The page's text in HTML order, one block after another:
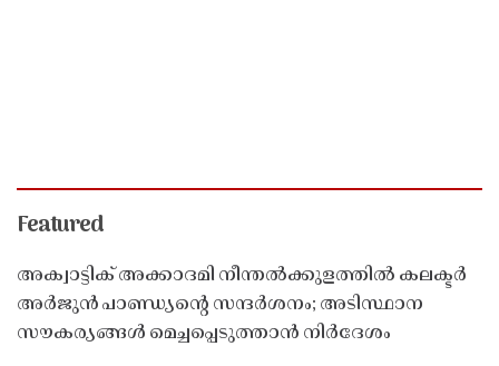
Featured
അക്വാട്ടിക് അക്കാദമി നീന്തൽക്കുളത്തിൽ കലക്ടർ
അർജുൻ പാണ്ഡ്യൻ്റെ സന്ദർശനം; അടിസ്ഥാന
സൗകര്യങ്ങൾ മെച്ചപ്പെടുത്താൻ നിർദേശം